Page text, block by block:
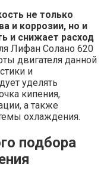
не только
и коррозии, но и
и снижает расход
Лифан Солано 620
двигателя данной
и
уделять
кипения,
а также
охлаждения.
подбора